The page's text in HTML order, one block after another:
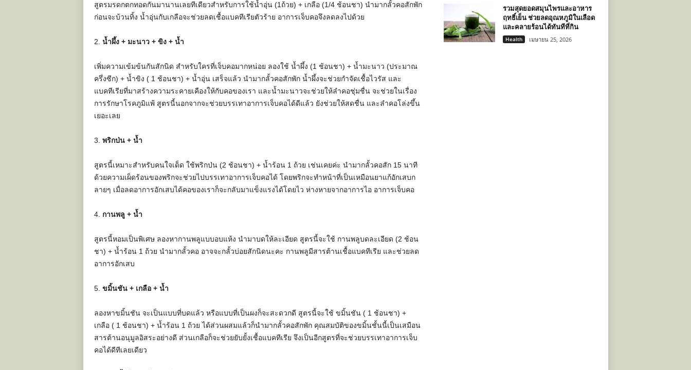
สูตรมรดกตกทอดกันมานานเลยทีเดียวสำหรับการใช้น้ำอุ่น (1ถ้วย) + เกลือ (1/4 ช้อนชา) นำมากลั้วคอสักพัก
ก่อนจะบ้วนทิ้ง น้ำอุ่นกับเกลือจะช่วยลดเชื้อแบคทีเรียตัวร้าย อาการเจ็บคอจึงลดลงไปด้วย
2. น้ำผึ้ง + มะนาว + ขิง + น้ำ
เพิ่มความเข้มข้นกันสักนิด สำหรับใครที่เจ็บคอมากหน่อย ลองใช้ น้ำผึ้ง (1 ช้อนชา) + น้ำมะนาว (ประมาณ
ครึ่งซีก) + น้ำขิง ( 1 ช้อนชา) + น้ำอุ่น เสร็จแล้ว นำมากลั้วคอสักพัก น้ำผึ้งจะช่วยกำจัดเชื้อไวรัส และ
แบคทีเรียที่มาสร้างความระคายเคืองให้กับคอของเรา และน้ำมะนาวจะช่วยให้ลำคอชุ่มชื่น จะช่วยในเรื่อง
การรักษาโรคภูมิแพ้ สูตรนี้นอกจากจะช่วยบรรเทาอาการเจ็บคอได้ดีแล้ว ยังช่วยให้สดชื่น และลำคอโล่งขึ้น
เยอะเลย
3. พริกป่น + น้ำ
สูตรนี้เหมาะสำหรับคนใจเด็ด ใช้พริกป่น (2 ช้อนชา) + น้ำร้อน 1 ถ้วย เช่นเคยค่ะ นำมากลั้วคอสัก 15 นาที
ด้วยความเผ็ดร้อนของพริกจะช่วยไปบรรเทาอาการเจ็บคอได้ โดยพริกจะทำหน้าที่เป็นเหมือนยาแก้อักเสบก
ลายๆ เมื่อลดอาการอักเสบได้คอของเราก็จะกลับมาแข็งแรงได้โดยไว ห่างหายจากอาการไอ อาการเจ็บคอ
4. กานพลู + น้ำ
สูตรนี้หอมเป็นพิเศษ ลองหากานพลูแบบอบแห้ง นำมาบดให้ละเอียด สูตรนี้จะใช้ กานพลูบดละเอียด (2 ช้อน
ชา) + น้ำร้อน 1 ถ้วย นำมากลั้วคอ อาจจะกลั้วบ่อยสักนิดนะคะ กานพลูมีสารต้านเชื้อแบคทีเรีย และช่วยลด
อาการอักเสบ
5. ขมิ้นชัน + เกลือ + น้ำ
ลองหาขมิ้นชัน จะเป็นแบบที่บดแล้ว หรือแบบที่เป็นผงก็จะสะดวกดี สูตรนี้จะใช้ ขมิ้นชัน ( 1 ช้อนชา) +
เกลือ ( 1 ช้อนชา) + น้ำร้อน 1 ถ้วย ได้ส่วนผสมแล้วก็นำมากลั้วคอสักพัก คุณสมบัติของขมิ้นชั้นนี้เป็นเสมือน
สารต้านอนุมูลอิสระอย่างดี ส่วนเกลือก็จะช่วยยับยั้งเชื้อแบคทีเรีย จึงเป็นอีกสูตรที่จะช่วยบรรเทาอาการเจ็บ
คอได้ดีทีเลยเดียว
รวมสุดยอดสมุนไพรและอาหาร
ฤทธิ์เย็น ช่วยลดอุณหภูมิในเลือด
และคลายร้อนได้ทันทีที่กิน
Health เมษายน 25, 2026